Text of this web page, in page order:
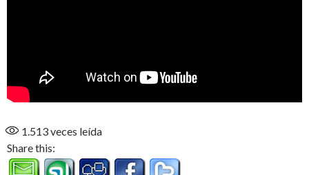
1.513veces leída
Share this: